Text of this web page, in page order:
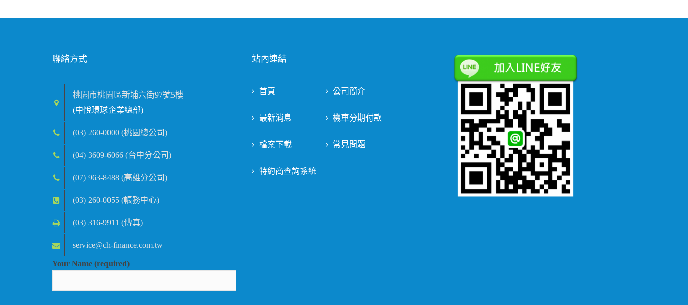
聯絡方式
桃園市桃園區新埔六街97號5樓
(中悅環球企業總部)
(03) 260-0000 (桃園總公司)
(04) 3609-6066 (台中分公司)
(07) 963-8488 (高雄分公司)
(03) 260-0055 (帳務中心)
(03) 316-9911 (傳真)
service@ch-finance.com.tw
Your Name (required)
站內連結
首頁 公司簡介
最新消息 機車分期付款
檔案下載 常見問題
特約商查詢系統